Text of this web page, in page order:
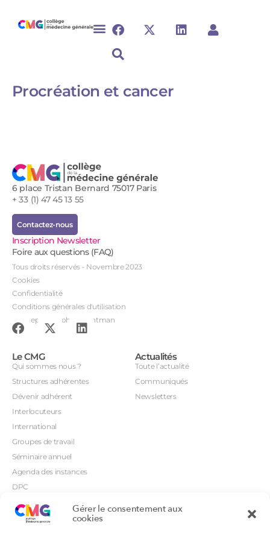
Gérer le consentement aux
cookies
Procréation et cancer
6 place Tristan Bernard 75017 Paris
+ 33 (1) 47 45 13 55
Contactez-nous
Inscription Newsletter
Foire aux questions (FAQ)
Tous droits réservés - Novembre 2023
Cookies
Confidentialité
Conditions générales d'utilisation
Conception : John Brightman
Le CMG
Qui sommes nous ?
Structures adhérentes
Dévenir adhérent
Interlocuteurs
International
Groupes de travail
Séminaire annuel
Agenda des instances
DPC
Orientations prioritaires
Actualités
Toute l’actualité
Communiqués
Newsletters